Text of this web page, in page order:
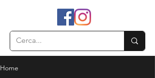
Home